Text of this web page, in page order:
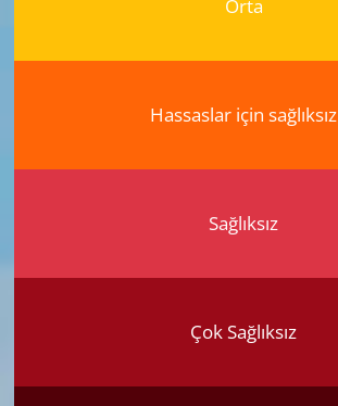
Orta
Hassaslar için sağlıksız
Sağlıksız
Çok Sağlıksız